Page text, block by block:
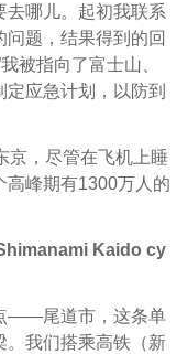
去哪儿。起初我联系
题，结果得到的回
被指向了富士山、
应急计划，以防到
京，尽管在飞机上睡
高峰期有1300万人的
Kaido cy
——尾道市，这条单
。我们搭乘高铁（新